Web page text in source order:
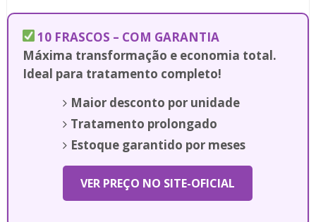
10 FRASCOS – COM GARANTIA
Máxima transformação e economia total.
Ideal para tratamento completo!
Maior desconto por unidade
Tratamento prolongado
Estoque garantido por meses
VER PREÇO NO SITE-OFICIAL